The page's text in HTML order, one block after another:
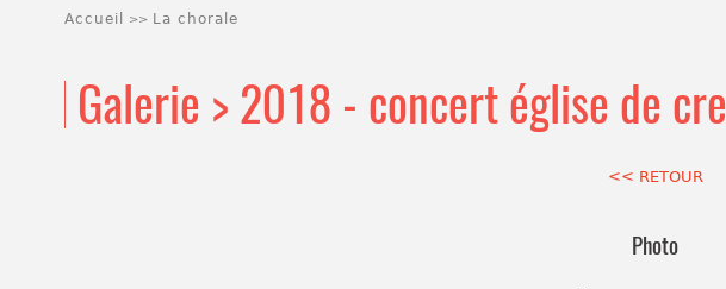
Accueil >> La chorale
Galerie > 2018 - concert église de
<< RETOUR
Photo